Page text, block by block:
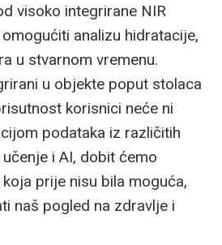
visoko integrirane NIR
analizu hidratacije,
u stvarnom vremenu.
u objekte poput stolaca
korisnici neće ni
podataka iz različitih
i AI, dobit ćemo
prije nisu bila moguća,
naš pogled na zdravlje i